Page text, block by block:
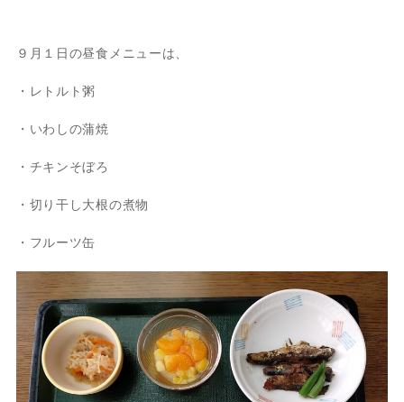
９月１日の昼食メニューは、
・レトルト粥
・いわしの蒲焼
・チキンそぼろ
・切り干し大根の煮物
・フルーツ缶